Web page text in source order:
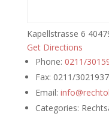
Kapellstrasse 6
Get Directions
Phone: 0211/
Fax: 0211/3021937
Email:
Categories: